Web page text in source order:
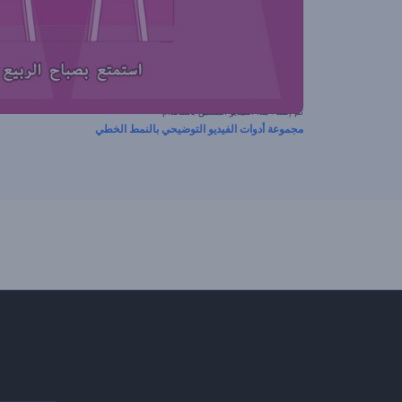
تم إنشاء هذا الفيديو المسبق باستخدام
مجموعة أدوات الفيديو التوضيحي بالنمط الخطي